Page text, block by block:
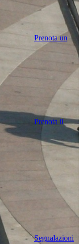
Prenota un
Prenota il
Segnalazioni